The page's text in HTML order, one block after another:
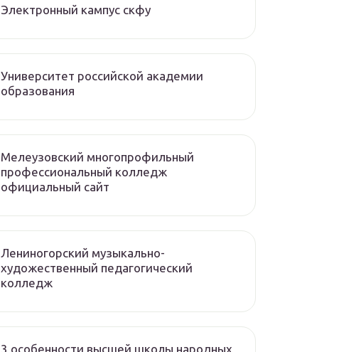
Электронный кампус скфу
Университет российской академии
образования
Мелеузовский многопрофильный
профессиональный колледж
официальный сайт
Лениногорский музыкально-
художественный педагогический
колледж
3 особенности высшей школы народных